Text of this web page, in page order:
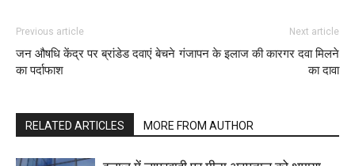
Previous article
जन औषधि केंद्र पर ब्रांडेड दवाएं बेचने
का पर्दाफाश
Next article
गंजापन के इलाज की कारगर दवा मिलने
का दावा
RELATED ARTICLES MORE FROM AUTHOR